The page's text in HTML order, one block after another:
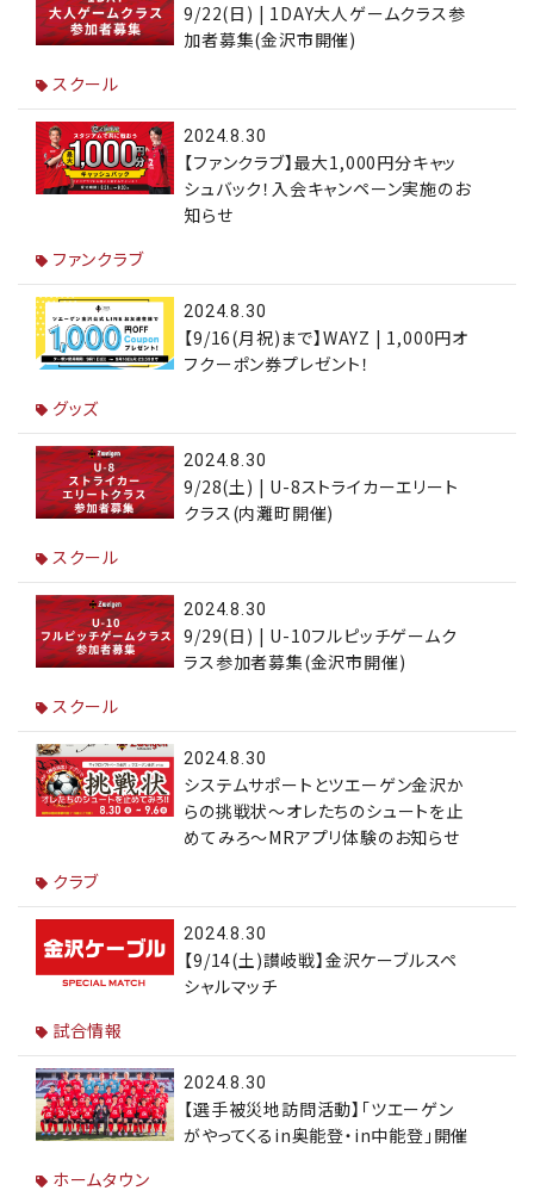
9/22(日) | 1DAY大人ゲームクラス参
加者募集(金沢市開催)
スクール
2024.8.30
【ファンクラブ】最大1,000円分キャッ
シュバック！入会キャンペーン実施のお
知らせ
ファンクラブ
2024.8.30
【9/16(月祝)まで】WAYZ | 1,000円オ
フクーポン券プレゼント！
グッズ
2024.8.30
9/28(土) | U-8ストライカーエリート
クラス(内灘町開催)
スクール
2024.8.30
9/29(日) | U-10フルピッチゲームク
ラス参加者募集(金沢市開催)
スクール
2024.8.30
システムサポートとツエーゲン金沢か
らの挑戦状～オレたちのシュートを止
めてみろ～MRアプリ体験のお知らせ
クラブ
2024.8.30
【9/14(土)讃岐戦】金沢ケーブルスペ
シャルマッチ
試合情報
2024.8.30
【選手被災地訪問活動】「ツエーゲン
がやってくるin奥能登・in中能登」開催
ホームタウン